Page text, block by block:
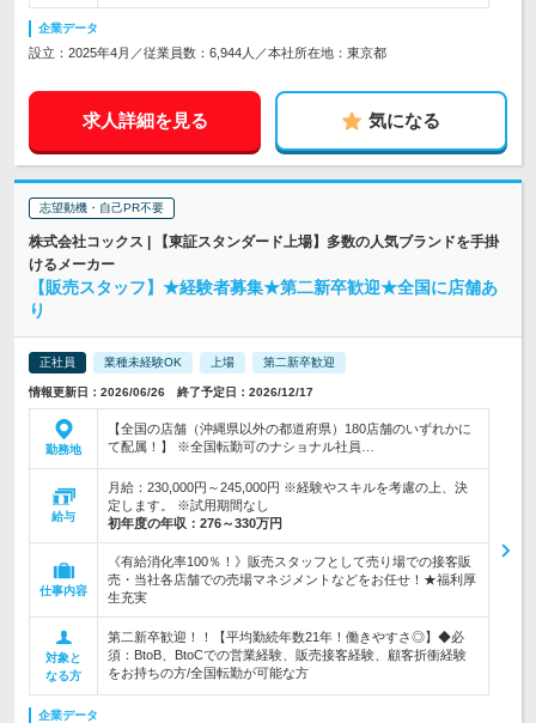
企業データ
設立：2025年4月／従業員数：6,944人／本社所在地：東京都
求人詳細を見る 気になる
志望動機・自己PR不要
株式会社コックス | 【東証スタンダード上場】多数の人気ブランドを手掛
けるメーカー
【販売スタッフ】★経験者募集★第二新卒歓迎★全国に店舗あ
り
正社員 業種未経験OK 上場 第二新卒歓迎
情報更新日：2026/06/26 終了予定日：2026/12/17
勤務地
【全国の店舗（沖縄県以外の都道府県）180店舗のいずれかに
て配属！】 ※全国転勤可のナショナル社員…
給与
月給：230,000円～245,000円 ※経験やスキルを考慮の上、決
定します。 ※試用期間なし
初年度の年収： 276～330万円
仕事内容
《有給消化率100％！》販売スタッフとして売り場での接客販
売・当社各店舗での売場マネジメントなどをお任せ！★福利厚
生充実
対象と
なる方
第二新卒歓迎！！【平均勤続年数21年！働きやすさ◎】◆必
須：BtoB、BtoCでの営業経験、販売接客経験、顧客折衝経験
をお持ちの方/全国転勤が可能な方
企業データ